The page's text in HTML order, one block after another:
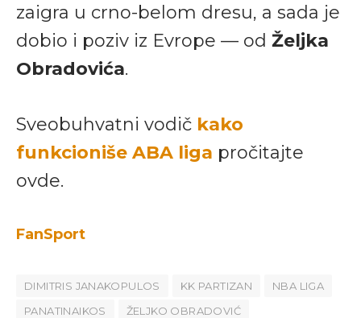
zaigra u crno-belom dresu, a sada je
dobio i poziv iz Evrope — od Željka
Obradovića.
Sveobuhvatni vodič kako
funkcioniše ABA liga pročitajte
ovde.
FanSport
DIMITRIS JANAKOPULOS KK PARTIZAN
NBA LIGA
PANATINAIKOS
ŽELJKO OBRADOVIĆ